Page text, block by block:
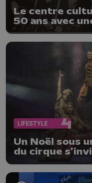
Le centre
50 ans avec
LIFESTYLE
Un Noël sous
du cirque